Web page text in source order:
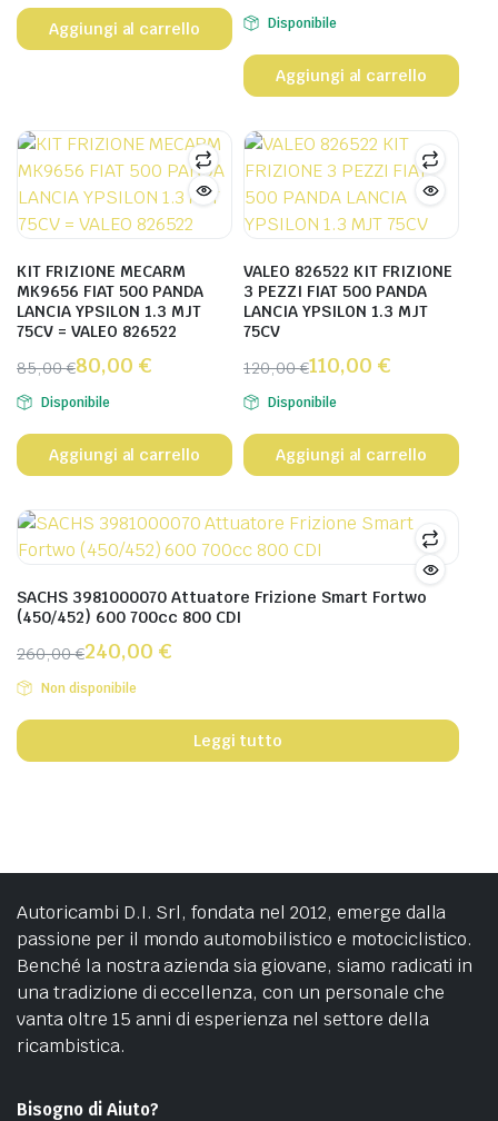
Aggiungi al carrello Disponibile
Aggiungi al carrello
KIT FRIZIONE MECARM
MK9656 FIAT 500 PANDA
LANCIA YPSILON 1.3 MJT
75CV = VALEO 826522
85,00€80,00 €
Disponibile
Aggiungi al carrello
VALEO 826522 KIT FRIZIONE
3 PEZZI FIAT 500 PANDA
LANCIA YPSILON 1.3 MJT
75CV
120,00€110,00 €
Disponibile
Aggiungi al carrello
SACHS 3981000070 Attuatore Frizione Smart Fortwo
(450/452) 600 700cc 800 CDI
260,00€240,00 €
Non disponibile
Leggi tutto
Autoricambi D.I. Srl, fondata nel 2012, emerge dalla
passione per il mondo automobilistico e motociclistico.
Benché la nostra azienda sia giovane, siamo radicati in
una tradizione di eccellenza, con un personale che
vanta oltre 15 anni di esperienza nel settore della
ricambistica.
Bisogno di Aiuto?